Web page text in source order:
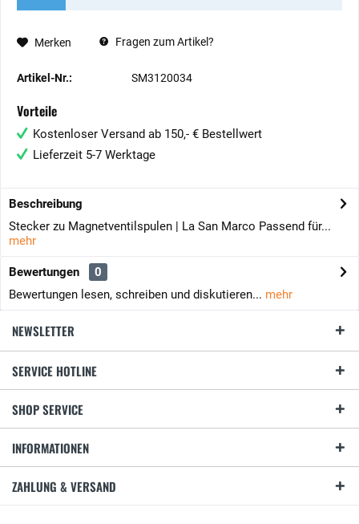
Merken Fragen zum Artikel?
Artikel-Nr.: SM3120034
Vorteile
Kostenloser Versand ab 150,- € Bestellwert
Lieferzeit 5-7 Werktage
Beschreibung
Stecker zu Magnetventilspulen | La San Marco Passend für...
mehr
Bewertungen
0
Bewertungen lesen, schreiben und diskutieren... mehr
NEWSLETTER
SERVICE HOTLINE
SHOP SERVICE
INFORMATIONEN
ZAHLUNG & VERSAND